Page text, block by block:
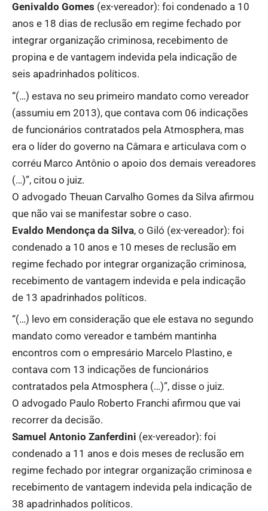
Genivaldo Gomes (ex-vereador): foi condenado a 10
anos e 18 dias de reclusão em regime fechado por
integrar organização criminosa, recebimento de
propina e de vantagem indevida pela indicação de
seis apadrinhados políticos.
“(…) estava no seu primeiro mandato como vereador
(assumiu em 2013), que contava com 06 indicações
de funcionários contratados pela Atmosphera, mas
era o líder do governo na Câmara e articulava com o
corréu Marco Antônio o apoio dos demais vereadores
(…)”, citou o juiz.
O advogado Theuan Carvalho Gomes da Silva afirmou
que não vai se manifestar sobre o caso.
Evaldo Mendonça da Silva, o Giló (ex-vereador): foi
condenado a 10 anos e 10 meses de reclusão em
regime fechado por integrar organização criminosa,
recebimento de vantagem indevida e pela indicação
de 13 apadrinhados políticos.
“(…) levo em consideração que ele estava no segundo
mandato como vereador e também mantinha
encontros com o empresário Marcelo Plastino, e
contava com 13 indicações de funcionários
contratados pela Atmosphera (…)”, disse o juiz.
O advogado Paulo Roberto Franchi afirmou que vai
recorrer da decisão.
Samuel Antonio Zanferdini (ex-vereador): foi
condenado a 11 anos e dois meses de reclusão em
regime fechado por integrar organização criminosa e
recebimento de vantagem indevida pela indicação de
38 apadrinhados políticos.